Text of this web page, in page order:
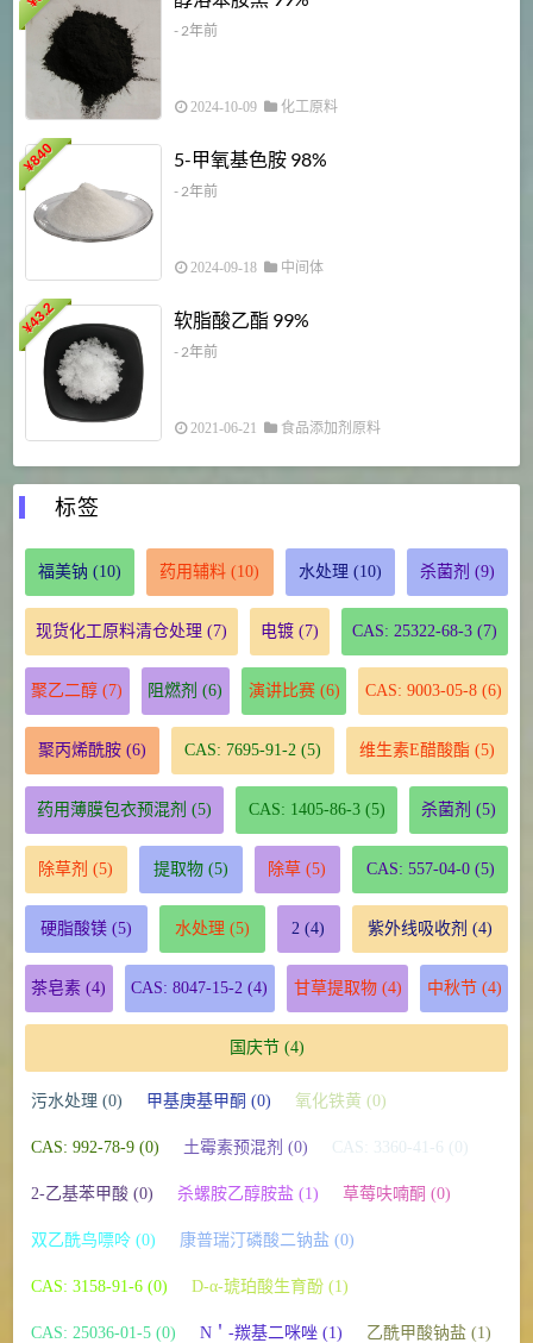
- 2年前
2024-10-09 化工原料
¥
840 5-甲氧基色胺 98%
- 2年前
2024-09-18 中间体
¥
43.2 软脂酸乙酯 99%
- 2年前
2021-06-21 食品添加剂原料
标签
福美钠 (10) 药用辅料 (10) 水处理 (10) 杀菌剂 (9)
现货化工原料清仓处理 (7) 电镀 (7) CAS: 25322-68-3 (7)
聚乙二醇 (7) 阻燃剂 (6) 演讲比赛(6) CAS: 9003-05-8(6)
聚丙烯酰胺(6) CAS: 7695-91-2 (5) 维生素E醋酸酯 (5)
药用薄膜包衣预混剂 (5) CAS: 1405-86-3(5) 杀菌剂 (5)
除草剂 (5) 提取物(5) 除草 (5) CAS: 557-04-0(5)
硬脂酸镁(5) 水处理 (5) 2 (4) 紫外线吸收剂 (4)
茶皂素 (4) CAS: 8047-15-2 (4) 甘草提取物(4) 中秋节(4)
国庆节(4)
污水处理 (0) 甲基庚基甲酮 (0) 氧化铁黄 (0)
CAS: 992-78-9 (0) 土霉素预混剂 (0) CAS: 3360-41-6 (0)
2-乙基苯甲酸 (0) 杀螺胺乙醇胺盐 (1) 草莓呋喃酮 (0)
双乙酰鸟嘌呤 (0) 康普瑞汀磷酸二钠盐 (0)
CAS: 3158-91-6 (0) D-α-琥珀酸生育酚 (1)
CAS: 25036-01-5 (0) N＇-羰基二咪唑 (1) 乙酰甲酸钠盐 (1)